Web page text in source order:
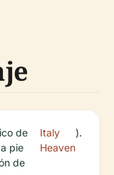
de
pie
de
Italy
Heaven
).